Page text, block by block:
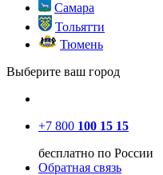
Самара
Тольятти
Тюмень
Выберите ваш город
+7 800 100 15 15
бесплатно по России
Обратная связь